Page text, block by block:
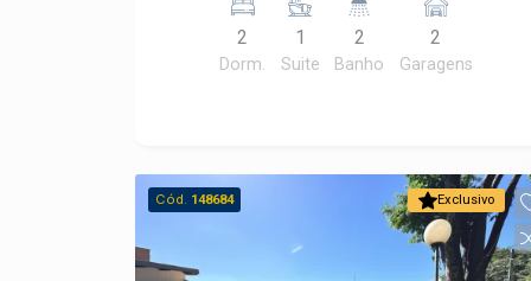
Independência, oferecendo ótima
infraestrutura em comércios e serviços
a poucos metros de distância. -
Cozinha ampla; - Espaço gourmet com
churrasqueira; - Quintal; - 2 vagas de
quem é agente de desenvolvimento do
2
Dorm.
1
Suite
2
Banho
2
Garagens
Exclusivo
Cód. 148684